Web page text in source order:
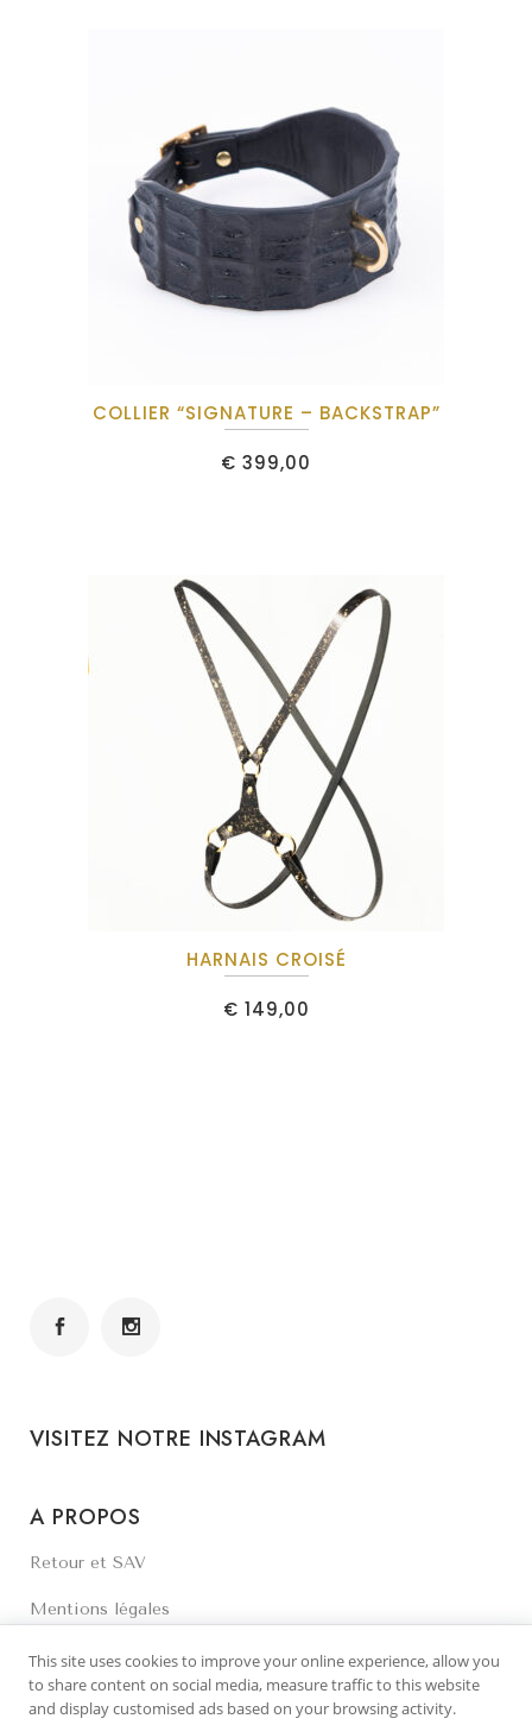
COLLIER “SIGNATURE – BACKSTRAP”
€ 399,00
HARNAIS CROISÉ
€ 149,00
VISITEZ NOTRE INSTAGRAM
A PROPOS
Retour et SAV
Mentions légales
Contactez-nous
This site uses cookies to improve your online experience, allow you
to share content on social media, measure traffic to this website
and display customised ads based on your browsing activity.